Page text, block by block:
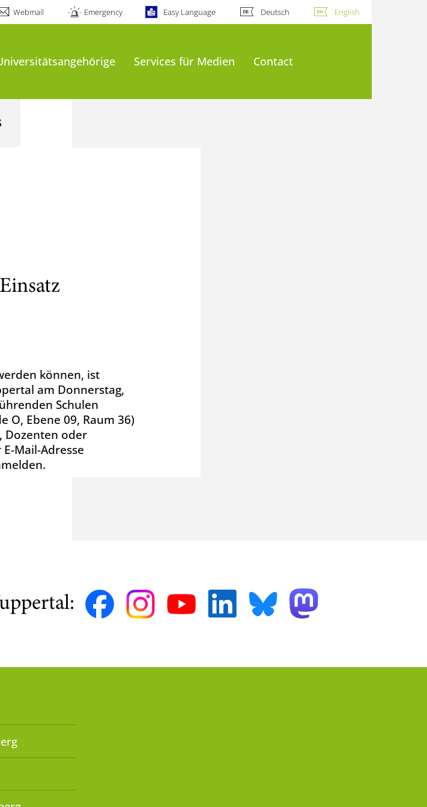
Webmail Emergency Easy Language Deutsch English
Services für Medien Contact
können, ist
am Donnerstag,
Schulen
O, Ebene 09, Raum 36)
Dozenten oder
Mail-Adresse